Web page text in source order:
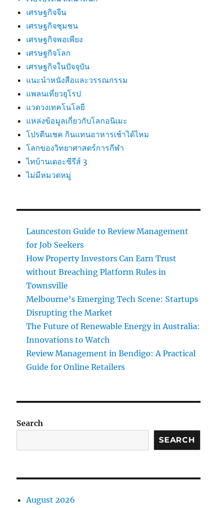
เศรษฐกิจจีน
เศรษฐกิจชุมชน
เศรษฐกิจพอเพียง
เศรษฐกิจโลก
เศรษฐกิจในปัจจุบัน
แนะนำหนังสือและวรรณกรรม
แพลนเที่ยวยุโรป
แวดวงเทคโนโลยี
แหล่งข้อมูลเกี่ยวกับโลกอนิเมะ
โปรตีนเชค กินแทนอาหารเช้าได้ไหม
โลกของวิทยาศาสตร์การกีฬา
ไทบ้านเดอะซีรีส์ 3
ไม่มีหมวดหมู่
Launceston Guide to Review Management
for Job Seekers
How Property Investors Can Earn Trust
without Breaching Platform Rules in
Townsville
Melbourne’s Emerging Tech Scene: Startups
Disrupting the Market
The Future of Renewable Energy in Australia:
Innovations to Watch
Review Management in Bendigo: A Practical
Guide for Online Retailers
Search
SEARCH
August 2026